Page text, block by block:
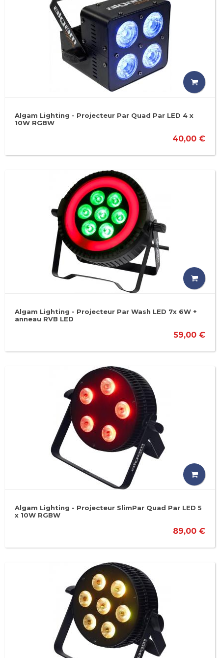
Algam Lighting - Projecteur Par Quad Par LED 4 x
10W RGBW
40,00 €
Algam Lighting - Projecteur Par Wash LED 7x 6W +
anneau RVB LED
59,00 €
Algam Lighting - Projecteur SlimPar Quad Par LED 5
x 10W RGBW
89,00 €